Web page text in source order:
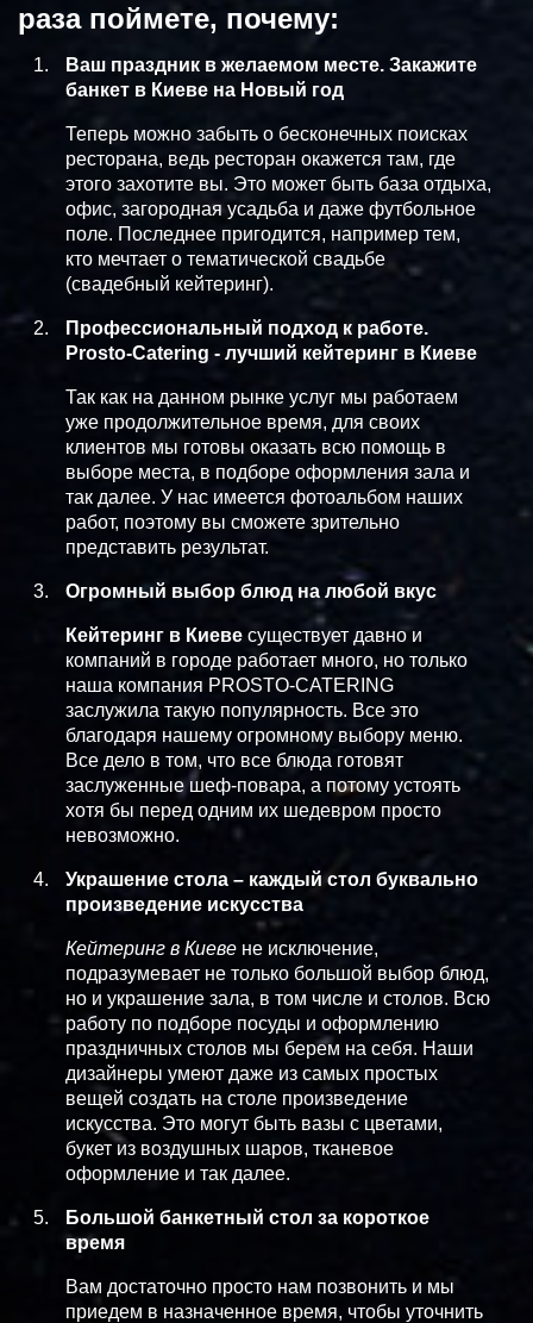
раза поймете, почему:
Ваш праздник в желаемом месте. Закажите
банкет в Киеве на Новый год
Теперь можно забыть о бесконечных поисках
ресторана, ведь ресторан окажется там, где
этого захотите вы. Это может быть база отдыха,
офис, загородная усадьба и даже футбольное
поле. Последнее пригодится, например тем,
кто мечтает о тематической свадьбе
(свадебный кейтеринг).
Профессиональный подход к работе.
Prosto-Catering - лучший кейтеринг в Киеве
Так как на данном рынке услуг мы работаем
уже продолжительное время, для своих
клиентов мы готовы оказать всю помощь в
выборе места, в подборе оформления зала и
так далее. У нас имеется фотоальбом наших
работ, поэтому вы сможете зрительно
представить результат.
Огромный выбор блюд на любой вкус
Кейтеринг в Киеве существует давно и
компаний в городе работает много, но только
наша компания PROSTO-CATERING
заслужила такую популярность. Все это
благодаря нашему огромному выбору меню.
Все дело в том, что все блюда готовят
заслуженные шеф-повара, а потому устоять
хотя бы перед одним их шедевром просто
невозможно.
Украшение стола – каждый стол буквально
произведение искусства
Кейтеринг в Киеве не исключение,
подразумевает не только большой выбор блюд,
но и украшение зала, в том числе и столов. Всю
работу по подборе посуды и оформлению
праздничных столов мы берем на себя. Наши
дизайнеры умеют даже из самых простых
вещей создать на столе произведение
искусства. Это могут быть вазы с цветами,
букет из воздушных шаров, тканевое
оформление и так далее.
Большой банкетный стол за короткое
время
Вам достаточно просто нам позвонить и мы
приедем в назначенное время, чтобы уточнить